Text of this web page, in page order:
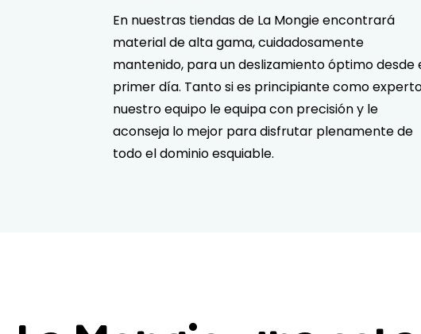
En nuestras tiendas de La Mongie encontrará
material de alta gama, cuidadosamente
mantenido, para un deslizamiento óptimo desde
primer día. Tanto si es principiante como
nuestro equipo le equipa con precisión y le
aconseja lo mejor para disfrutar plenamente de
todo el dominio esquiable.